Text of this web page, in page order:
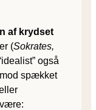
af krydset
(Sokrates,
også
spækket